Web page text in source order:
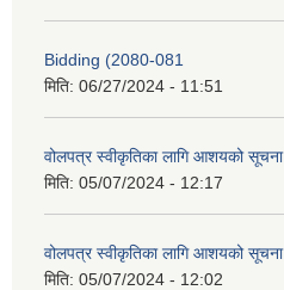
Bidding (2080-081
मिति: 06/27/2024 - 11:51
वोलपत्र स्वीकृतिका लागि आशयको सूचना
मिति: 05/07/2024 - 12:17
वोलपत्र स्वीकृतिका लागि आशयको सूचना
मिति: 05/07/2024 - 12:02